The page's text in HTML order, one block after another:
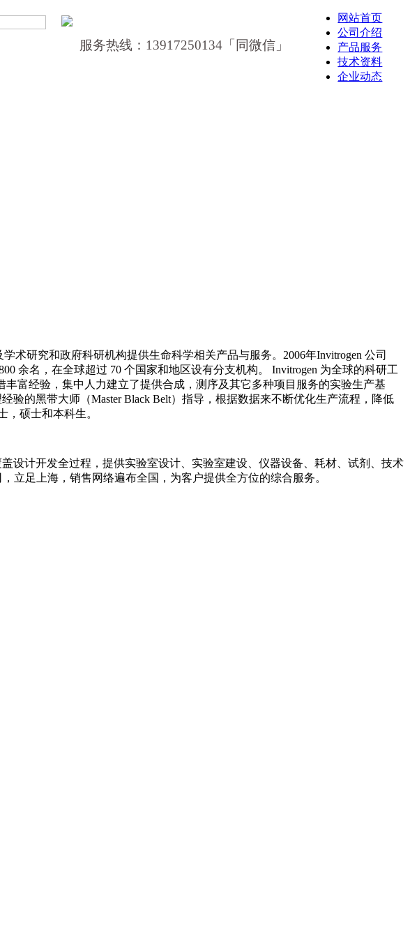
服务热线：13917250134「同微信」
网站首页
公司介绍
产品服务
技术资料
企业动态
术研究和政府科研机构提供生命科学相关产品与服务。2006年Invitrogen 公司
余名，在全球超过 70 个国家和地区设有分支机构。 Invitrogen 为全球的科研工
富经验，集中人力建立了提供合成，测序及其它多种项目服务的实验生产基
验的黑带大师（Master Black Belt）指导，根据数据来不断优化生产流程，降低
硕士和本科生。
设计开发全过程，提供实验室设计、实验室建设、仪器设备、耗材、试剂、技术
立足上海，销售网络遍布全国，为客户提供全方位的综合服务。